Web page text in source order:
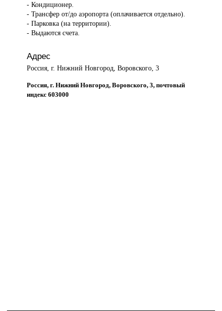
- Кондиционер.
- Трансфер от/до аэропорта (оплачивается отдельно).
- Парковка (на территории).
- Выдаются счета.
Адрес
Россия, г. Нижний Новгород, Воровского, 3
Россия, г. Нижний Новгород, Воровского, 3, почтовый
индекс 603000